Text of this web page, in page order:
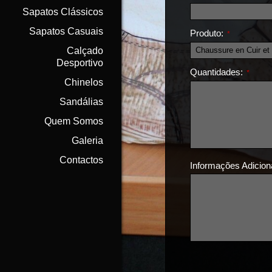
Sapatos Clássicos
Sapatos Casuais
Calçado
Desportivo
Chinelos
Sandálias
Quem Somos
Galeria
Contactos
Produto: *
Quantidades: *
Informações